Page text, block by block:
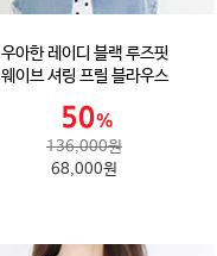
우아한 레이디 블랙 루즈핏
웨이브 셔링 프릴 블라우스
136,000원
68,000원